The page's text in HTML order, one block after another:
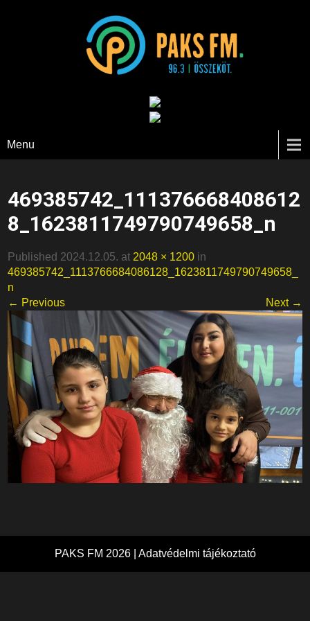
Menu
469385742_111376668408612
8_1623811749790749658_n
Published 2024.12.05. at 2048 × 1200 in
469385742_1113766684086128_1623811749790749658_
n
← Previous
Next →
PAKS FM 2026 | Adatvédelmi tájékoztató